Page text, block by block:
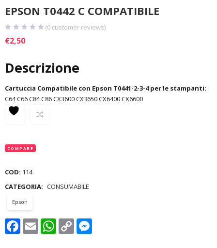
EPSON T0442 C COMPATIBILE
(0 customer reviews)
€2,50
Descrizione
Cartuccia Compatibile con Epson T0441-2-3-4 per le stampanti:
C64 C66 C84 C86 CX3600 CX3650 CX6400 CX6600
COMPARE
COD: 114
CATEGORIA: CONSUMABILE
Epson
Facebook
Email WhatsApp
Copy
Link